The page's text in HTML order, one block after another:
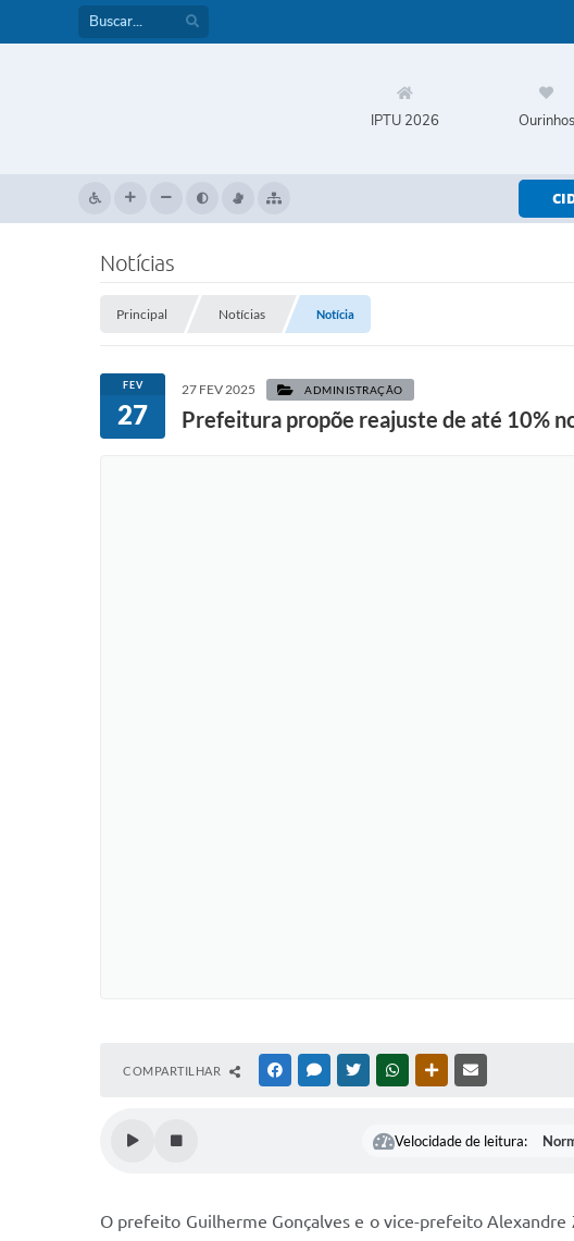
IPTU 2026 Ourinhos
Notícias
Principal Notícias Notícia
FEV
27
27 FEV 2025 ADMINISTRAÇÃO
Prefeitura propõe reajuste de até 10%
COMPARTILHAR FACEBOOKMESSENGER
TWITTERWHATSAPPOUTRAS MÍDIAS
Velocidade de leitura:
O prefeito Guilherme Gonçalves e o vice-prefeito